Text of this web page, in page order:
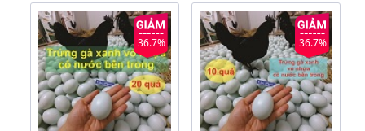
36.7% 36.7%